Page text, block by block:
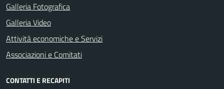
Galleria Fotografica
Galleria Video
Attività economiche e Servizi
Associazioni e Comitati
CONTATTI E RECAPITI